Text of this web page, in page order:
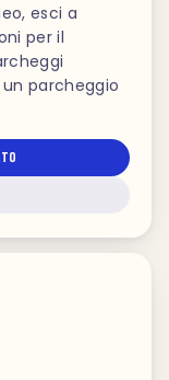
esci a
per il
parcheggio